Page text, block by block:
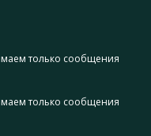
только сообщения
только сообщения